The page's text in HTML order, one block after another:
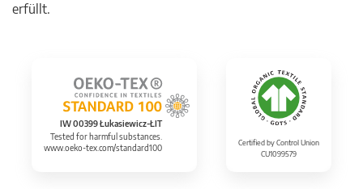
erfüllt.
IW 00399 Łukasiewicz-ŁIT
Tested for harmful substances.
www.oeko-tex.com/standard100
Certified by Control Union
CU1099579